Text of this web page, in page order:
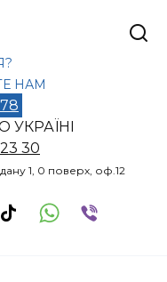
НАМ
30
1, 0 поверх, оф.12